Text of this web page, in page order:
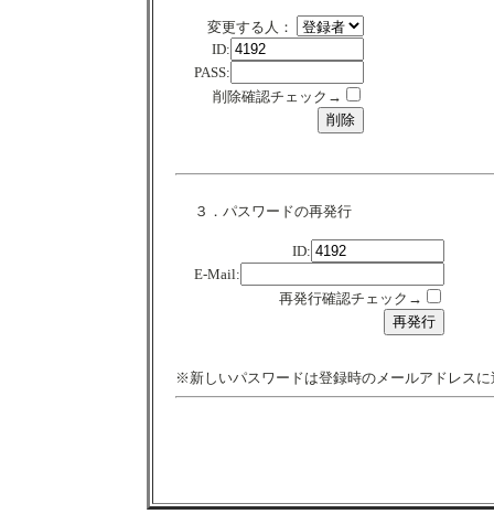
変更する人：
ID:
PASS:
削除確認チェック→
３．パスワードの再発行
ID:
E-Mail:
再発行確認チェック→
※新しいパスワードは登録時のメールアドレスに